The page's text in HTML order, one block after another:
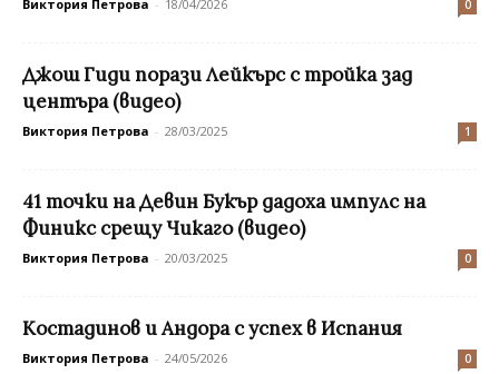
Виктория Петрова - 18/04/2026 0
Джош Гиди порази Лейкърс с тройка зад
центъра (видео)
Виктория Петрова - 28/03/2025 1
41 точки на Девин Букър дадоха импулс на
Финикс срещу Чикаго (видео)
Виктория Петрова - 20/03/2025 0
Костадинов и Андора с успех в Испания
Виктория Петрова - 24/05/2026 0